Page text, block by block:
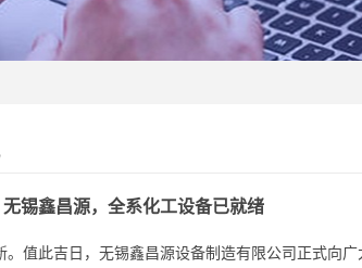
锡鑫昌源，全系化工设备已就绪
。值此吉日，无锡鑫昌源设备制造有限公司正式